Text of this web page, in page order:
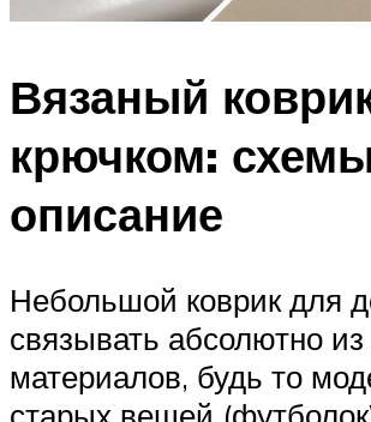
Вязаный
крючком:
описание
Небольшой коврик для
связывать абсолютно
материалов, будь то